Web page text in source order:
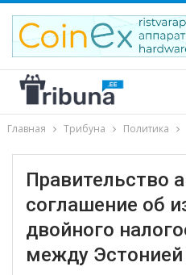
Главная Трибуна Политика
Правительство
соглашение об
двойного
между